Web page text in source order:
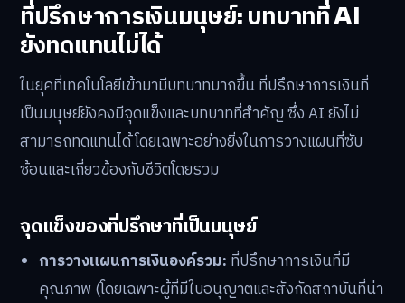
ที่ปรึกษาการเงินมนุษย์: บทบาทที่ AI
ยังทดแทนไม่ได้
ในยุคที่เทคโนโลยีเข้ามามีบทบาทมากขึ้น ที่ปรึกษาการเงินที่
เป็นมนุษย์ยังคงมีจุดแข็งและบทบาทที่สำคัญ ซึ่ง AI ยังไม่
สามารถทดแทนได้ โดยเฉพาะอย่างยิ่งในการวางแผนที่ซับ
ซ้อนและเกี่ยวข้องกับชีวิตโดยรวม
จุดแข็งของที่ปรึกษาที่เป็นมนุษย์
การวางแผนการเงินองค์รวม: ที่ปรึกษาการเงินที่มี
คุณภาพ (โดยเฉพาะผู้ที่มีใบอนุญาตและสังกัดสถาบันที่น่า